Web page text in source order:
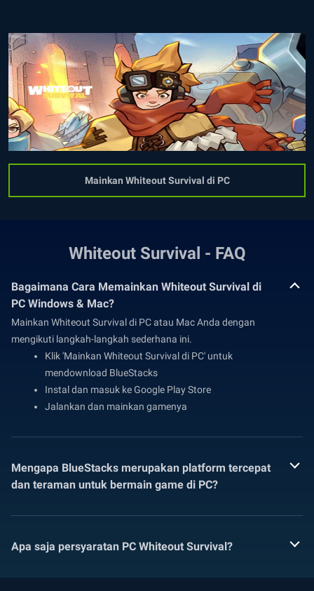
Mainkan Whiteout Survival di PC
Whiteout Survival - FAQ
Bagaimana Cara Memainkan Whiteout Survival di
PC Windows & Mac?
Mainkan Whiteout Survival di PC atau Mac Anda dengan
mengikuti langkah-langkah sederhana ini.
Klik 'Mainkan Whiteout Survival di PC' untuk
mendownload BlueStacks
Instal dan masuk ke Google Play Store
Jalankan dan mainkan gamenya
Mengapa BlueStacks merupakan platform tercepat
dan teraman untuk bermain game di PC?
Apa saja persyaratan PC Whiteout Survival?